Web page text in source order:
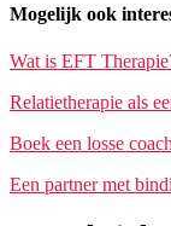
Mogelijk ook
Wat is EFT
Relatietherapie als
Boek een losse
Een partner met